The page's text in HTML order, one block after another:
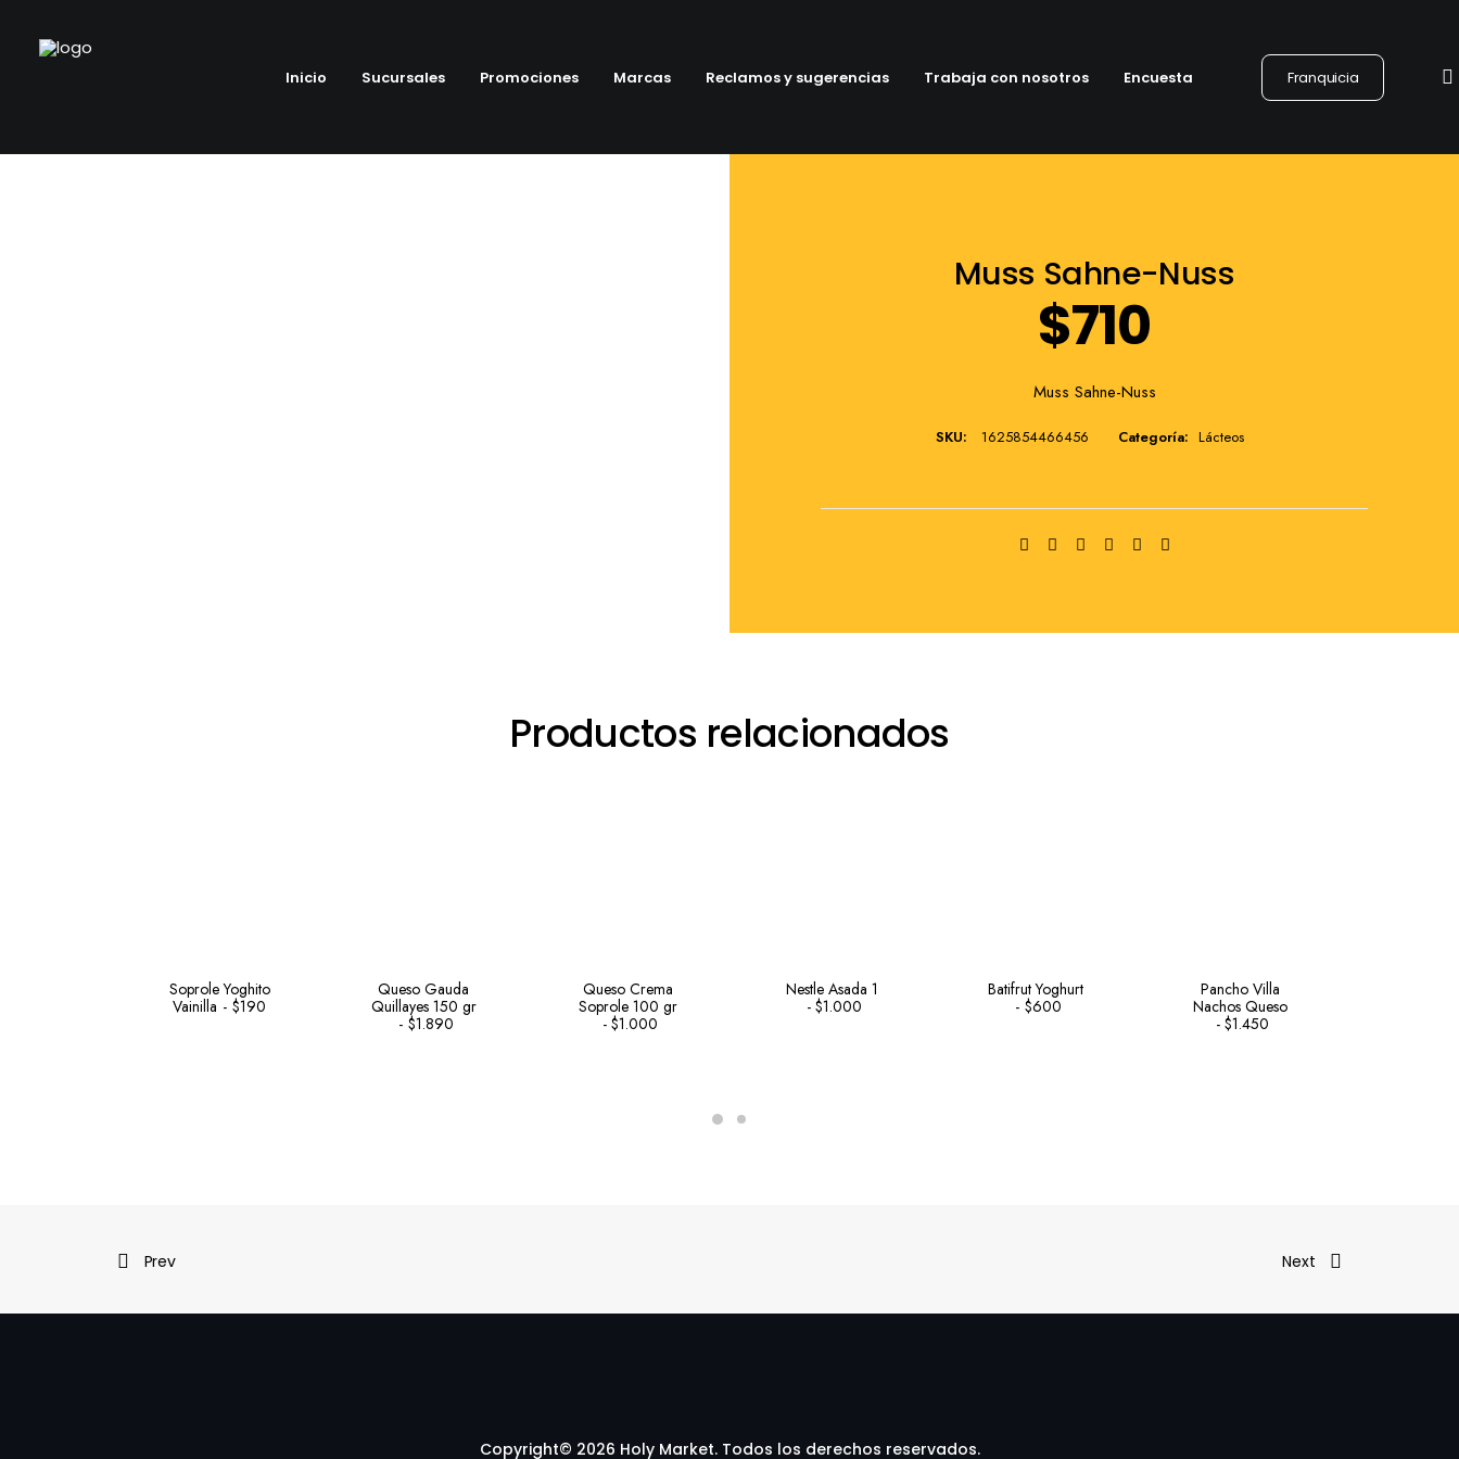
Inicio Sucursales Promociones Marcas Reclamos y sugerencias Trabaja con nosotros Encuesta Franquicia
Muss Sahne-Nuss
$710
Muss Sahne-Nuss
SKU: 1625854466456 Categoría: Lácteos
Productos relacionados
Soprole Yoghito
Vainilla
$190
Queso Gauda
Quillayes 150 gr
$1.890
Queso Crema
Soprole 100 gr
$1.000
Nestle Asada 1
$1.000
Batifrut Yoghurt
$600
Pancho Villa
Nachos Queso
$1.450
Prev Next
Copyright© 2026 Holy Market. Todos los derechos reservados.